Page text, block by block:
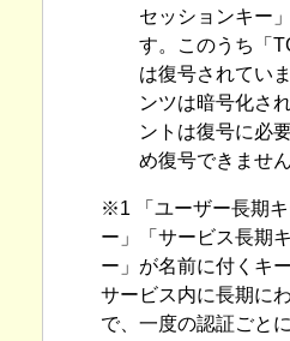
セッションキー
す。このうち「
は復号されてい
ンツは暗号化さ
ントは復号に必
め復号できません
※1 「ユーザー長期
ー」「サービス長期
ー」が名前に付くキ
サービス内に長期に
で、一度の認証ごと